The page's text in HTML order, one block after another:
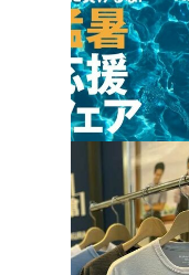
オンライン
商品企画部
人事部（採
プレス
貞末奈名子
ディレクタ
貞末タミ子
鎌倉事業構
デザイン開
くろすとし